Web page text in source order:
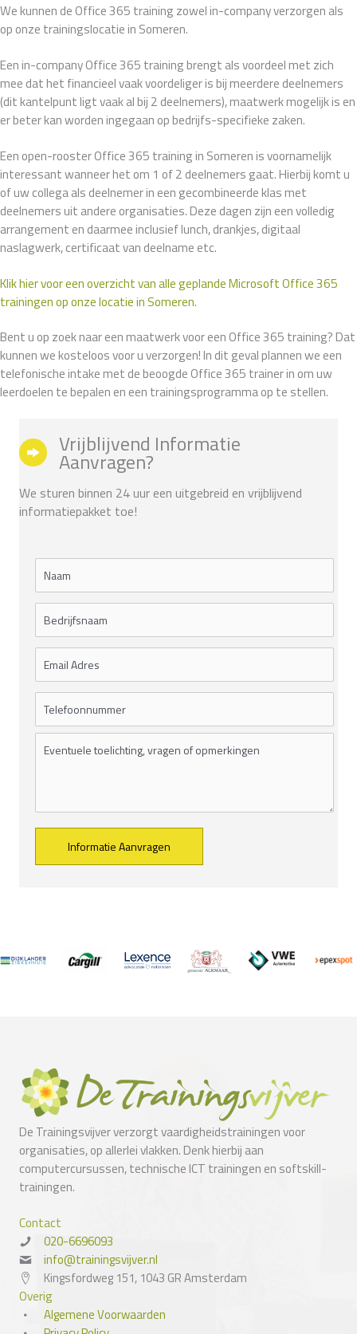
We kunnen de Office 365 training zowel in-company verzorgen als
op onze trainingslocatie in Someren.
Een in-company Office 365 training brengt als voordeel met zich
mee dat het financieel vaak voordeliger is bij meerdere deelnemers
(dit kantelpunt ligt vaak al bij 2 deelnemers), maatwerk mogelijk is en
er beter kan worden ingegaan op bedrijfs-specifieke zaken.
Een open-rooster Office 365 training in Someren is voornamelijk
interessant wanneer het om 1 of 2 deelnemers gaat. Hierbij komt u
of uw collega als deelnemer in een gecombineerde klas met
deelnemers uit andere organisaties. Deze dagen zijn een volledig
arrangement en daarmee inclusief lunch, drankjes, digitaal
naslagwerk, certificaat van deelname etc.
Klik hier voor een overzicht van alle geplande Microsoft Office 365
trainingen op onze locatie in Someren.
Bent u op zoek naar een maatwerk voor een Office 365 training? Dat
kunnen we kosteloos voor u verzorgen! In dit geval plannen we een
telefonische intake met de beoogde Office 365 trainer in om uw
leerdoelen te bepalen en een trainingsprogramma op te stellen.
Vrijblijvend Informatie
Aanvragen?
We sturen binnen 24 uur een uitgebreid en vrijblijvend
informatiepakket toe!
De Trainingsvijver verzorgt vaardigheidstrainingen voor
organisaties, op allerlei vlakken. Denk hierbij aan
computercursussen, technische ICT trainingen en softskill-
trainingen.
Contact
020-6696093
info@trainingsvijver.nl
Kingsfordweg 151, 1043 GR Amsterdam
Overig
Algemene Voorwaarden